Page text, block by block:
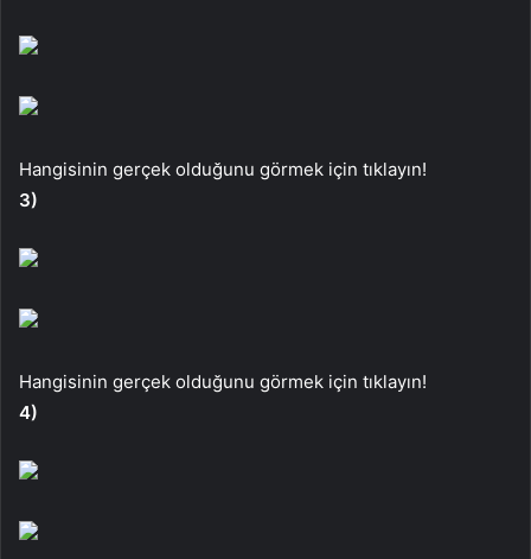
Hangisinin gerçek olduğunu görmek için tıklayın!
3)
Hangisinin gerçek olduğunu görmek için tıklayın!
4)